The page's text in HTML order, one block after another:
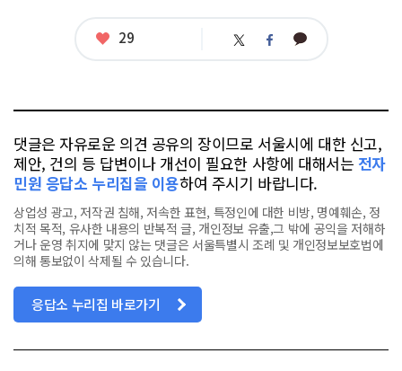
좋
29 트 페 카
댓글은 자유로운 의견 공유의 장이므로 서울시에 대한 신고,
제안, 건의 등 답변이나 개선이 필요한 사항에 대해서는 전자
민원 응답소 누리집을 이용하여 주시기 바랍니다.
상업성 광고, 저작권 침해, 저속한 표현, 특정인에 대한 비방, 명예훼손, 정
치적 목적, 유사한 내용의 반복적 글, 개인정보 유출,그 밖에 공익을 저해하
거나 운영 취지에 맞지 않는 댓글은 서울특별시 조례 및 개인정보보호법에
의해 통보없이 삭제될 수 있습니다.
응답소 누리집 바로가기